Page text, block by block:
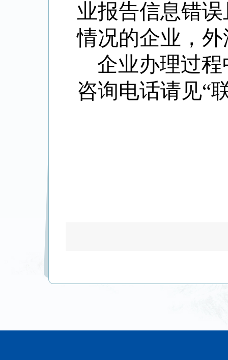
业报告信息错
情况的企业，
企业办理过
咨询电话请见“